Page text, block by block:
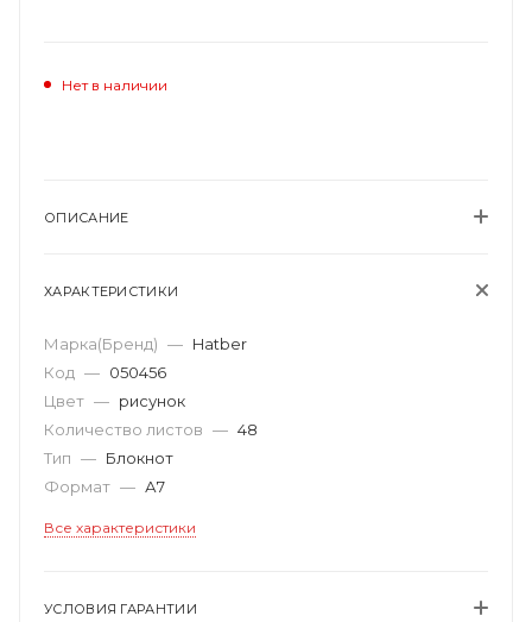
Нет в наличии
ОПИСАНИЕ
ХАРАКТЕРИСТИКИ
Марка(Бренд) — Hatber
Код — 050456
Цвет — рисунок
Количество листов — 48
Тип — Блокнот
Формат — А7
Все характеристики
УСЛОВИЯ ГАРАНТИИ